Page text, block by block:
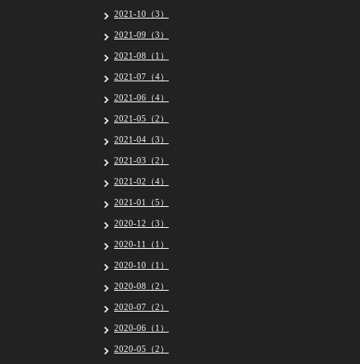
2021-10（3）
2021-09（3）
2021-08（1）
2021-07（4）
2021-06（4）
2021-05（2）
2021-04（3）
2021-03（2）
2021-02（4）
2021-01（5）
2020-12（3）
2020-11（1）
2020-10（1）
2020-08（2）
2020-07（2）
2020-06（1）
2020-05（2）